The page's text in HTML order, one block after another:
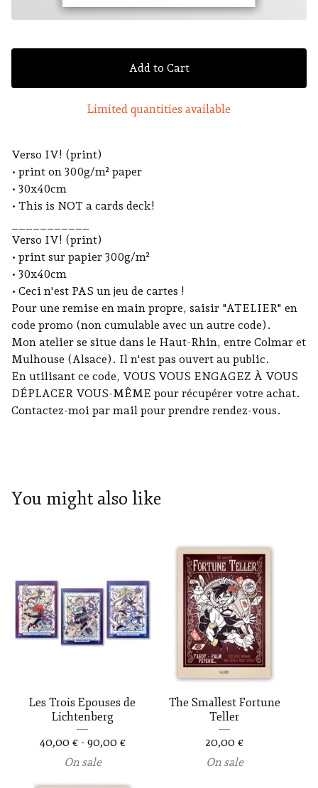
Add to Cart
Limited quantities available
Verso IV! (print)
• print on 300g/m² paper
• 30x40cm
• This is NOT a cards deck!
Verso IV! (print)
• print sur papier 300g/m²
• 30x40cm
• Ceci n'est PAS un jeu de cartes !
Pour une remise en main propre, saisir "ATELIER" en
code promo (non cumulable avec un autre code).
Mon atelier se situe dans le Haut-Rhin, entre Colmar et
Mulhouse (Alsace). Il n'est pas ouvert au public.
En utilisant ce code, VOUS VOUS ENGAGEZ À VOUS
DÉPLACER VOUS-MÊME pour récupérer votre achat.
Contactez-moi par mail pour prendre rendez-vous.
You might also like
Les Trois Epouses de
Lichtenberg
40,00 €- 90,00 €
On sale
The Smallest Fortune
Teller
20,00 €
On sale